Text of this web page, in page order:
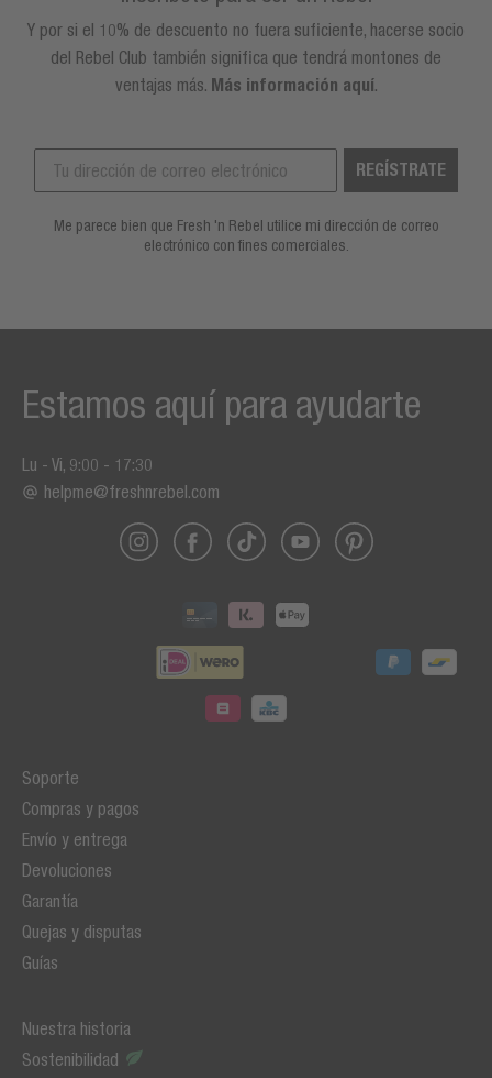
Y por si el 10% de descuento no fuera suficiente, hacerse socio
del Rebel Club también significa que tendrá montones de
ventajas más. Más información aquí.
REGÍSTRATE
Me parece bien que Fresh 'n Rebel utilice mi dirección de correo
electrónico con fines comerciales.
Soporte
Compras y pagos
Envío y entrega
Devoluciones
Garantía
Quejas y disputas
Guías
Nuestra historia
Sostenibilidad
Estamos aquí para ayudarte
Lu - Vi, 9:00 - 17:30
helpme@freshnrebel.com